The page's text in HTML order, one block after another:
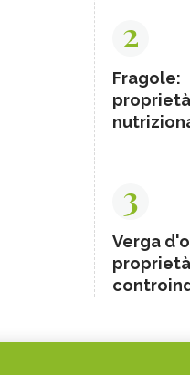
2
Fragole:
3
Verga